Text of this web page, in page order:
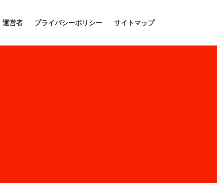
運営者 プライバシーポリシー サイトマップ